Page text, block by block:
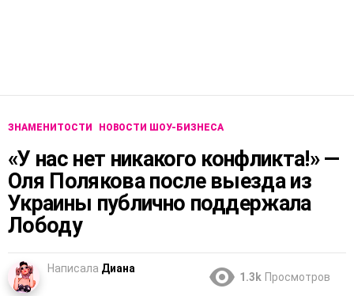
ЗНАМЕНИТОСТИ НОВОСТИ ШОУ-БИЗНЕСА
«У нас нет никакого конфликта!» —
Оля Полякова после выезда из
Украины публично поддержала
Лободу
Написала Диана
1.3k Просмотров